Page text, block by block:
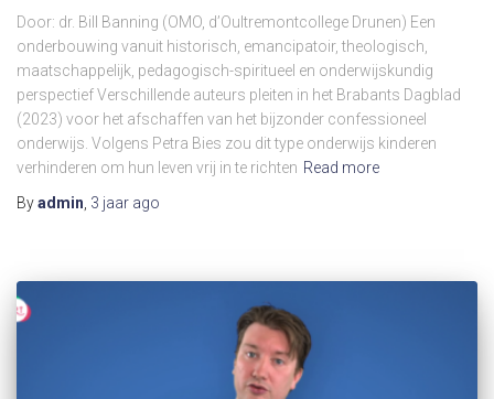
Door: dr. Bill Banning (OMO, d’Oultremontcollege Drunen) Een
onderbouwing vanuit historisch, emancipatoir, theologisch,
maatschappelijk, pedagogisch-spiritueel en onderwijskundig
perspectief Verschillende auteurs pleiten in het Brabants Dagblad
(2023) voor het afschaffen van het bijzonder confessioneel
onderwijs. Volgens Petra Bies zou dit type onderwijs kinderen
verhinderen om hun leven vrij in te richten Read more
Byadmin, 3 jaar ago